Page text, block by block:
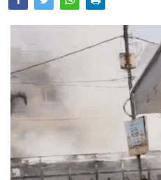
Home